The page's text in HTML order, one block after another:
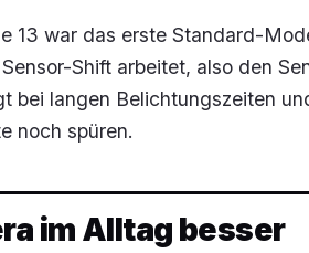
13 war das erste Standard-
Shift arbeitet, also den
bei langen Belichtungszeiten
noch spüren.
im Alltag besser